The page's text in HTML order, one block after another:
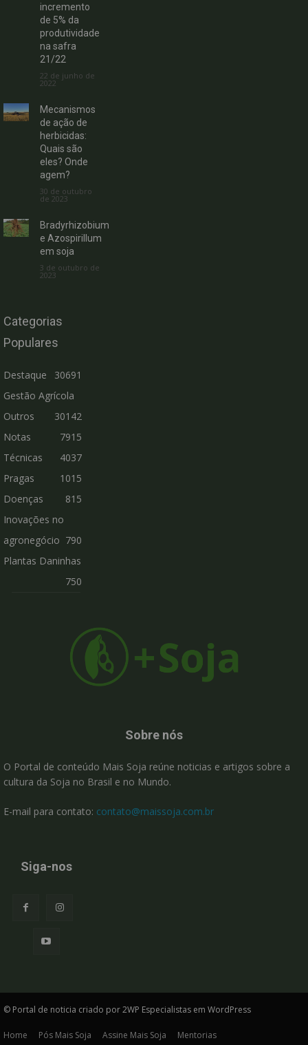
incremento
de 5% da
produtividade
na safra
21/22
22 de junho de
2022
Mecanismos
de ação de
herbicidas:
Quais são
eles? Onde
agem?
30 de outubro
de 2023
Bradyrhizobium
e Azospirillum
em soja
3 de outubro de
2023
Categorias
Populares
Destaque
30691
Gestão Agrícola
30142
Outros
7915
Notas
Técnicas
4037
Pragas
1015
Doenças
815
Inovações no
agronegócio 790
Plantas Daninhas
750
Sobre nós
O Portal de conteúdo Mais Soja reúne noticias e artigos sobre a
cultura da Soja no Brasil e no Mundo.
E-mail para contato: contato@maissoja.com.br
Siga-nos
© Portal de noticia criado por 2WP Especialistas em WordPress
Home Pós Mais Soja Assine Mais Soja
Mentorias